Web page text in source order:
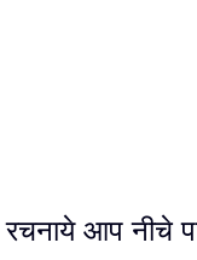
रचनाये आप नीचे